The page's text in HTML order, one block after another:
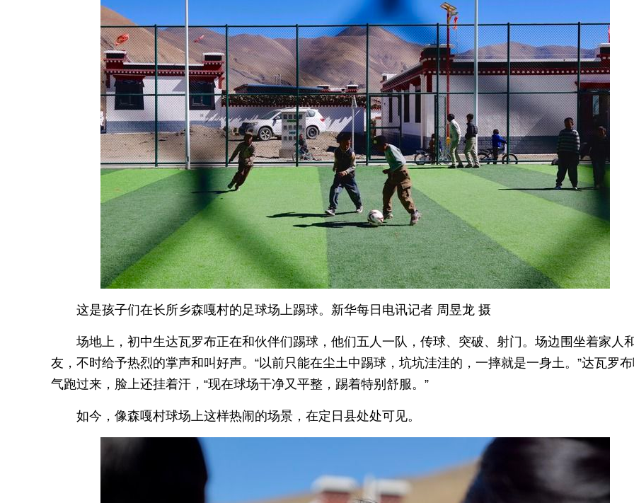
这是孩子们在长所乡森嘎村的足球场上踢球。新华每日电讯记者 周昱龙 摄
场地上，初中生达瓦罗布正在和伙伴们踢球，他们五人一队，传球、突破、射门。场边围坐着家人
友，不时给予热烈的掌声和叫好声。“以前只能在尘土中踢球，坑坑洼洼的，一摔就是一身土。”达瓦罗
气跑过来，脸上还挂着汗，“现在球场干净又平整，踢着特别舒服。”
如今，像森嘎村球场上这样热闹的场景，在定日县处处可见。